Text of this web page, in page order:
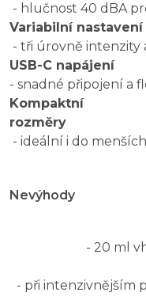
- hlučnost 40 dBA
Variabilní nastavení
- tři úrovně intenzity
USB-C napájení
- snadné připojení a
Kompaktní
rozměry
- ideální i do
Nevýhody
- 20 ml
- při intenzivnějším